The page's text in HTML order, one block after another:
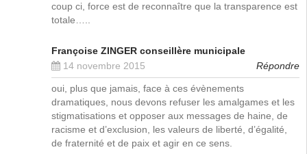
coup ci, force est de reconnaître que la transparence est
totale…..
Françoise ZINGER conseillère municipale
14 novembre 2015
Répondre
oui, plus que jamais, face à ces évènements
dramatiques, nous devons refuser les amalgames et les
stigmatisations et opposer aux messages de haine, de
racisme et d’exclusion, les valeurs de liberté, d’égalité,
de fraternité et de paix et agir en ce sens.